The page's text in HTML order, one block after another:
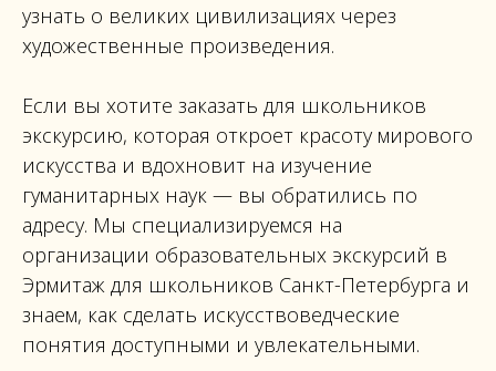
узнать о великих цивилизациях через
художественные произведения.
Если вы хотите заказать для школьников
экскурсию, которая откроет красоту мирового
искусства и вдохновит на изучение
гуманитарных наук — вы обратились по
адресу. Мы специализируемся на
организации образовательных экскурсий в
Эрмитаж для школьников Санкт-Петербурга и
знаем, как сделать искусствоведческие
понятия доступными и увлекательными.